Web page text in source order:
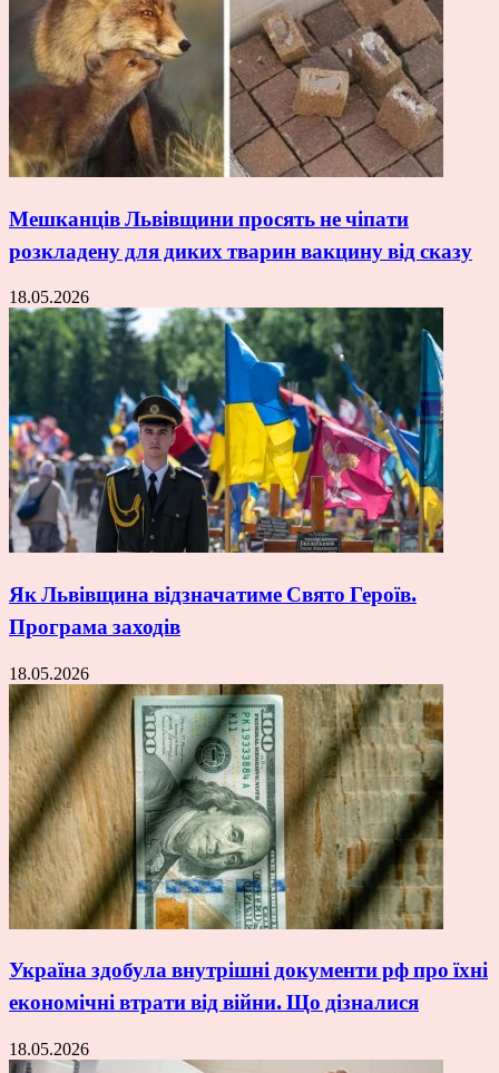
Мешканців Львівщини просять не чіпати
розкладену для диких тварин вакцину від сказу
18.05.2026
Як Львівщина відзначатиме Свято Героїв.
Програма заходів
18.05.2026
Україна здобула внутрішні документи рф про їхні
економічні втрати від війни. Що дізналися
18.05.2026